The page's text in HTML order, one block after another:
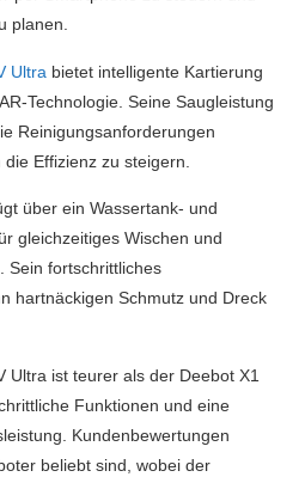
planen.
Ultra bietet intelligente Kartierung
Technologie. Seine Saugleistung
Reinigungsanforderungen
Effizienz zu steigern.
über ein Wassertank- und
gleichzeitiges Wischen und
Sein fortschrittliches
hartnäckigen Schmutz und Dreck
Ultra ist teurer als der Deebot X1
Funktionen und eine
Kundenbewertungen
beliebt sind, wobei der